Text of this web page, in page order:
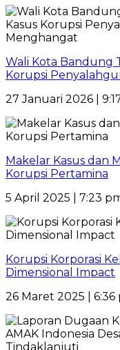
Wali Kota Bandung
Korupsi
27 Januari 2026 |
Makelar Kasus dan
Korupsi Pertamina
5 April 2025 | 7:23
Korupsi Korporasi
Dimensional Impact
26 Maret 2025 | 6:36